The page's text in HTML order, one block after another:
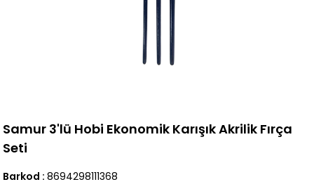
Samur 3'lü Hobi Ekonomik Karışık Akrilik Fırça
Seti
Barkod : 8694298111368